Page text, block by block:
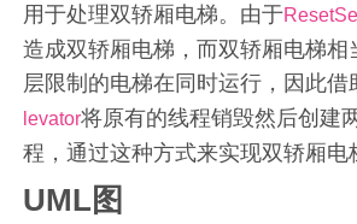
用于处理双轿厢电梯。由于
造成双轿厢电梯，而双轿厢电梯相
层限制的电梯在同时运行，因此借
levator将原有的线程销毁然后创建
程，通过这种方式来实现双轿厢电
UML图